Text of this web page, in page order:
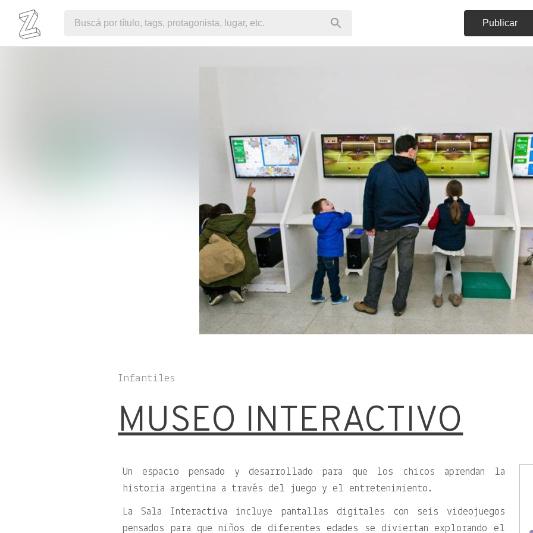
Publicar
Infantiles
MUSEO INTERACTIVO
Un espacio pensado y desarrollado para que los chicos aprendan la
historia argentina a través del juego y el entretenimiento.
La Sala Interactiva incluye pantallas digitales con seis videojuegos
pensados para que niños de diferentes edades se diviertan explorando el